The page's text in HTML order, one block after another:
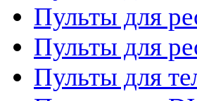
Пульты для
Пульты для
Пульты для